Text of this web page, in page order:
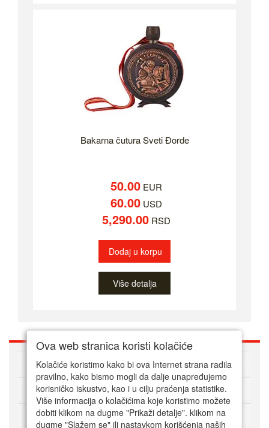
Bakarna čutura Sveti Đorde
50.00EUR
60.00USD
5,290.00RSD
Dodaj u korpu
Više detalja
O nama
Kako kupovati online
Korisnički servis
Ova web stranica koristi kolačiće
Kolačiće koristimo kako bi ova Internet strana radila
pravilno, kako bismo mogli da dalje unapređujemo
korisničko iskustvo, kao i u cilju praćenja statistike.
Više informacija o kolačićima koje koristimo možete
dobiti klikom na dugme "Prikaži detalje". klikom na
dugme "Slažem se" ili nastavkom korišćenja naših